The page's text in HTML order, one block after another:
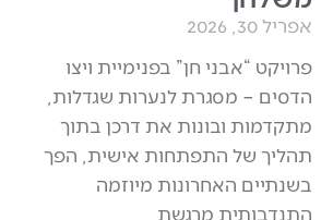
אפריל 30, 2026
פרויקט “אבני חן” בפנימיית ויצו
הדסים – מסגרת לנערות שגדלות,
מתקדמות ובונות את דרכן בתוך
תהליך של התפתחות אישית, הפך
בשנתיים האחרונות מיוזמה
התנדבותית מרגשת